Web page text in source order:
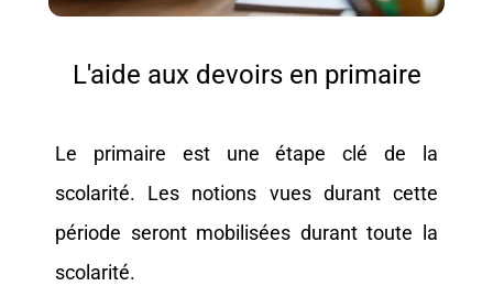
L'aide aux devoirs en primaire
Le primaire est une étape clé de la
scolarité. Les notions vues durant cette
période seront mobilisées durant toute la
scolarité.